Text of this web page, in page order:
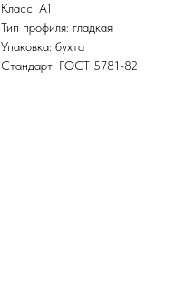
Класс: А1
Тип профиля: гладкая
Упаковка: бухта
Стандарт: ГОСТ 5781-82